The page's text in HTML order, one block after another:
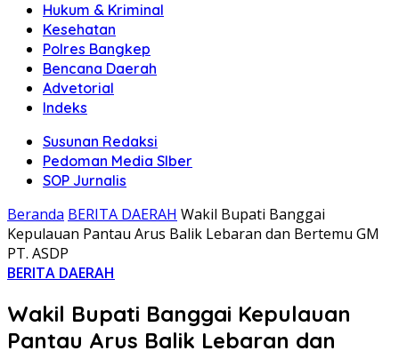
Hukum & Kriminal
Kesehatan
Polres Bangkep
Bencana Daerah
Advetorial
Indeks
Susunan Redaksi
Pedoman Media SIber
SOP Jurnalis
Beranda BERITA DAERAH Wakil Bupati Banggai
Kepulauan Pantau Arus Balik Lebaran dan Bertemu GM
PT. ASDP
BERITA DAERAH
Wakil Bupati Banggai Kepulauan
Pantau Arus Balik Lebaran dan